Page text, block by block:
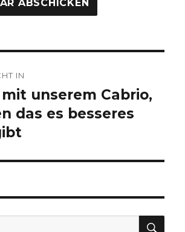
IN
unserem Cabrio,
das es besseres